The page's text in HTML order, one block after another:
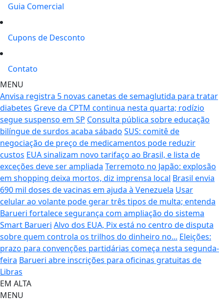
Guia Comercial
Cupons de Desconto
Contato
MENU
Anvisa registra 5 novas canetas de semaglutida para tratar
diabetes Greve da CPTM continua nesta quarta; rodízio
segue suspenso em SP Consulta pública sobre educação
bilíngue de surdos acaba sábado SUS: comitê de
negociação de preço de medicamentos pode reduzir
custos EUA sinalizam novo tarifaço ao Brasil, e lista de
exceções deve ser ampliada Terremoto no Japão: explosão
em shopping deixa mortos, diz imprensa local Brasil envia
690 mil doses de vacinas em ajuda à Venezuela Usar
celular ao volante pode gerar três tipos de multa; entenda
Barueri fortalece segurança com ampliação do sistema
Smart Barueri Alvo dos EUA, Pix está no centro de disputa
sobre quem controla os trilhos do dinheiro no... Eleições:
prazo para convenções partidárias começa nesta segunda-
feira Barueri abre inscrições para oficinas gratuitas de
Libras
EM ALTA
MENU